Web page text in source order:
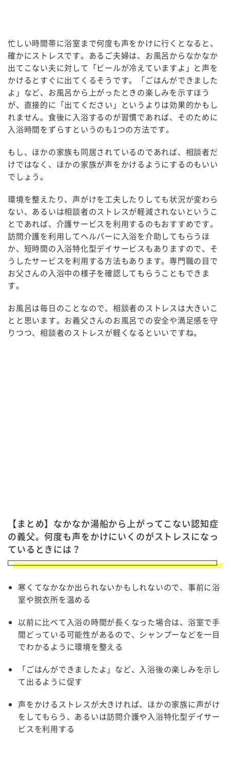
忙しい時間帯に浴室まで何度も声をかけに行くとなると、
確かにストレスです。あるご夫婦は、お風呂からなかなか
出てこない夫に対して「ビールが冷えていますよ」と声を
かけるとすぐに出てくるそうです。「ごはんができました
よ」など、お風呂から上がったときの楽しみを示すほう
が、直接的に「出てください」というよりは効果的かもし
れません。食後に入浴するのが習慣であれば、そのために
入浴時間をずらすというのも1つの方法です。
もし、ほかの家族も同居されているのであれば、相談者だ
けではなく、ほかの家族が声をかけるようにするのもいい
でしょう。
環境を整えたり、声がけを工夫したりしても状況が変わら
ない、あるいは相談者のストレスが軽減されないというこ
とであれば、介護サービスを利用するのもおすすめです。
訪問介護を利用してヘルパーに入浴を介助してもらうほ
か、短時間の入浴特化型デイサービスもありますので、そ
うしたサービスを利用する方法もあります。専門職の目で
お父さんの入浴中の様子を確認してもらうこともできま
す。
お風呂は毎日のことなので、相談者のストレスは大きいこ
とと思います。お義父さんのお風呂での安全や満足感を守
りつつ、相談者のストレスが軽くなるといいですね。
【まとめ】なかなか湯船から上がってこない認知症
の義父。何度も声をかけにいくのがストレスになっ
ているときには？
寒くてなかなか出られないかもしれないので、事前に浴
室や脱衣所を温める
以前に比べて入浴の時間が長くなった場合は、浴室で手
間どっている可能性があるので、シャンプーなどを一目
でわかるように環境を整える
「ごはんができましたよ」など、入浴後の楽しみを示し
て出るように促す
声をかけるストレスが大きければ、ほかの家族に声がけ
をしてもらう、あるいは訪問介護や入浴特化型デイサー
ビスを利用する